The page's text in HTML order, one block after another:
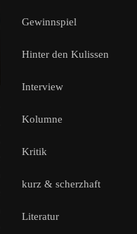
Gewinnspiel
Hinter den Kulissen
Interview
Kolumne
Kritik
kurz & scherzhaft
Literatur